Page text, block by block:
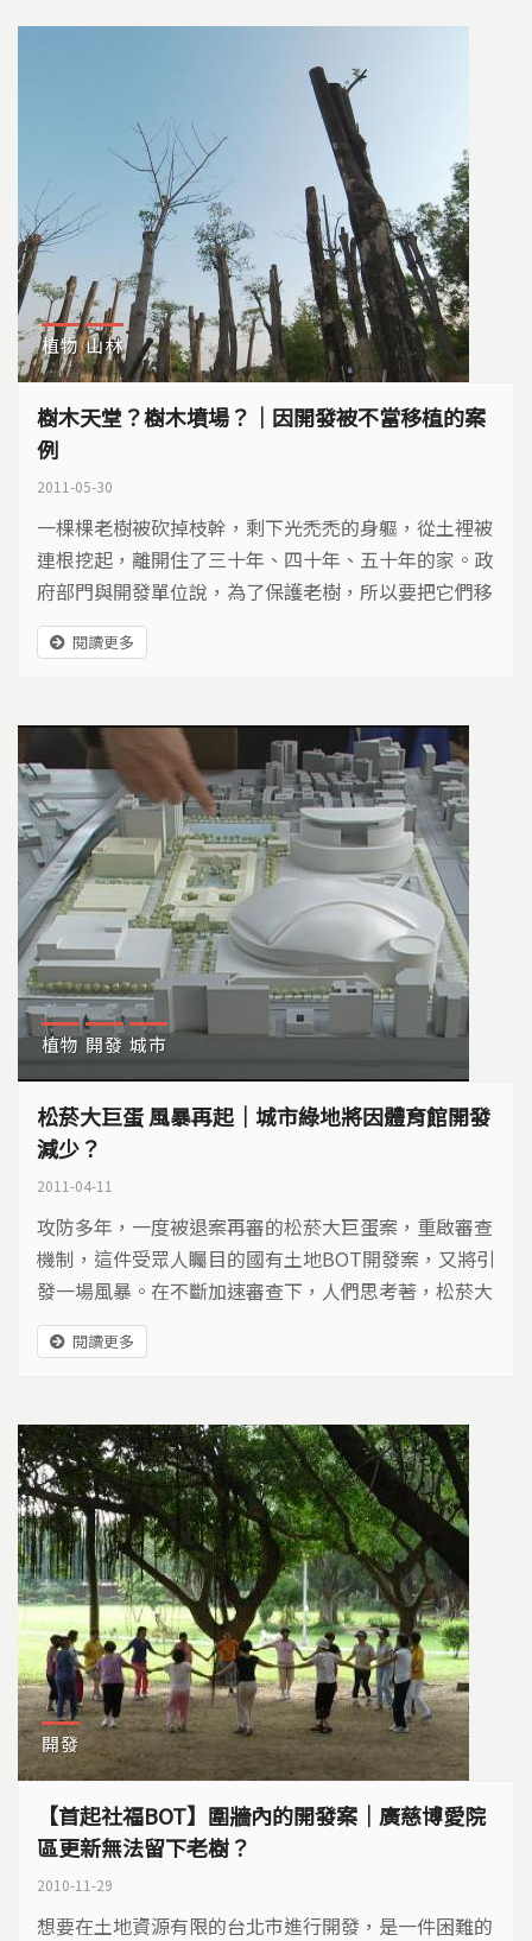
植物 山林
樹木天堂？樹木墳場？｜因開發被不當移植的案
例
2011-05-30
一棵棵老樹被砍掉枝幹，剩下光禿禿的身軀，從土裡被
連根挖起，離開住了三十年、四十年、五十年的家。政
府部門與開發單位說，為了保護老樹，所以要把它們移
到一個被稱為「樹木銀行」的地方。樹木銀行是什麼？
是樹木重生的中繼站，還是凋零枯萎的墳場？
閱讀更多
植物 開發 城市
松菸大巨蛋 風暴再起｜城市綠地將因體育館開發
減少？
2011-04-11
攻防多年，一度被退案再審的松菸大巨蛋案，重啟審查
機制，這件受眾人矚目的國有土地BOT開發案，又將引
發一場風暴。在不斷加速審查下，人們思考著，松菸大
巨蛋，究竟是為誰的利益？
閱讀更多
開發
【首起社福BOT】圍牆內的開發案｜廣慈博愛院
區更新無法留下老樹？
2010-11-29
想要在土地資源有限的台北市進行開發，是一件困難的